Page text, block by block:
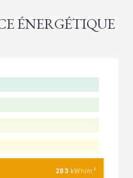
ÉNERGÉTIQUE
283 kWh/m²